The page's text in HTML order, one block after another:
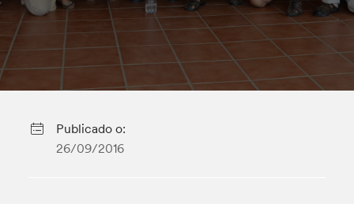
Publicado o:
26/09/2016